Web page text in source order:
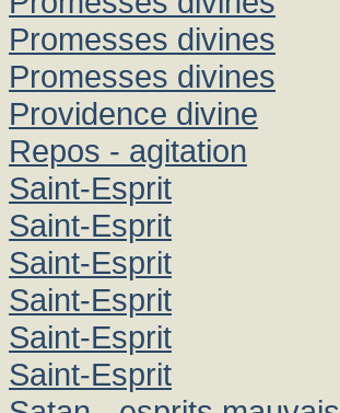
Promesses divines
Promesses divines
Providence divine
Repos - agitation
Saint-Esprit
Saint-Esprit
Saint-Esprit
Saint-Esprit
Saint-Esprit
Saint-Esprit